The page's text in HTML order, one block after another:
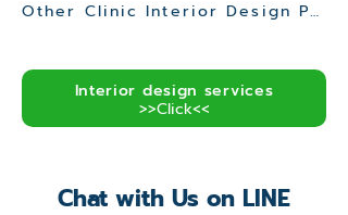
Other Clinic Interior Design Project>>
Interior design services
>>Click<<
Chat with Us on LINE